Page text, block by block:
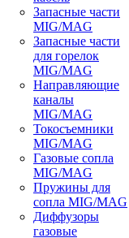
Запасные части
MIG/MAG
Запасные части
для горелок
MIG/MAG
Направляющие
каналы
MIG/MAG
Токосъемники
MIG/MAG
Газовые сопла
MIG/MAG
Пружины для
сопла MIG/MAG
Диффузоры
газовые